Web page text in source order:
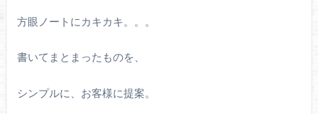
方眼ノートにカキカキ。。。
書いてまとまったものを、
シンプルに、お客様に提案。